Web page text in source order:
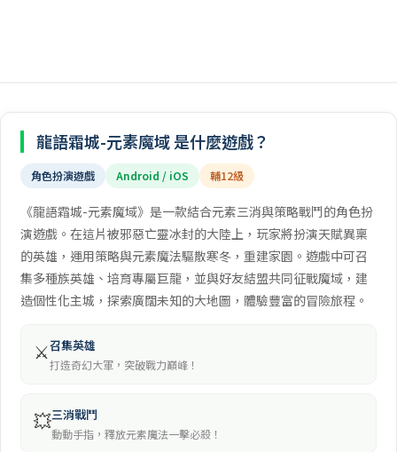
龍語霜城-元素魔域 是什麼遊戲？
角色扮演遊戲 Android / iOS 輔12級
《龍語霜城-元素魔域》是一款結合元素三消與策略戰鬥的角色扮
演遊戲。在這片被邪惡亡靈冰封的大陸上，玩家將扮演天賦異稟
的英雄，運用策略與元素魔法驅散寒冬，重建家園。遊戲中可召
集多種族英雄、培育專屬巨龍，並與好友結盟共同征戰魔域，建
造個性化主城，探索廣闊未知的大地圖，體驗豐富的冒險旅程。
⚔️召集英雄
打造奇幻大軍，突破戰力巔峰！
💥三消戰鬥
動動手指，釋放元素魔法一擊必殺！